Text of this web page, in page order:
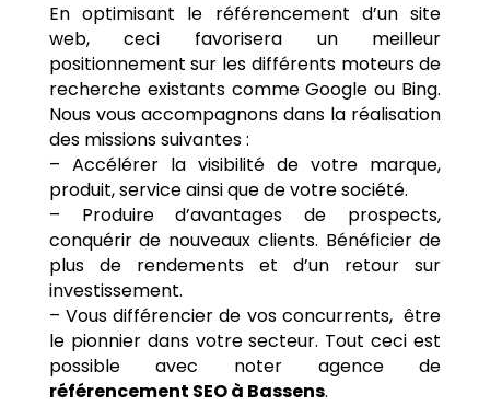
En optimisant le référencement d’un site
web, ceci favorisera un meilleur
positionnement sur les différents moteurs de
recherche existants comme Google ou Bing.
Nous vous accompagnons dans la réalisation
des missions suivantes :
– Accélérer la visibilité de votre marque,
produit, service ainsi que de votre société.
– Produire d’avantages de prospects,
conquérir de nouveaux clients. Bénéficier de
plus de rendements et d’un retour sur
investissement.
– Vous différencier de vos concurrents, être
le pionnier dans votre secteur. Tout ceci est
possible avec noter agence de
référencement SEO à Bassens.